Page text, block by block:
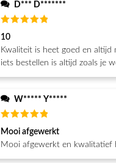
D*** D*******
Beoordeeld
5van de 5
10
Kwaliteit is heet goed en altijd
iets bestellen is altijd zoals je
W***** Y*****
Beoordeeld
5van de 5
Mooi afgewerkt
Mooi afgewerkt en kwalitatief